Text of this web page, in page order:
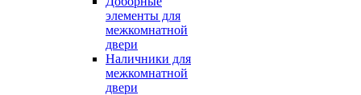
элементы для
межкомнатной
двери
Наличники для
межкомнатной
двери